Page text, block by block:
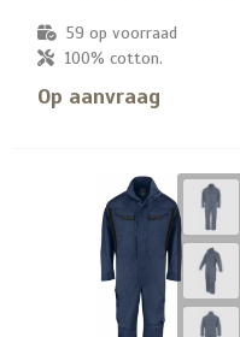
59 op voorraad
100% cotton.
Op aanvraag